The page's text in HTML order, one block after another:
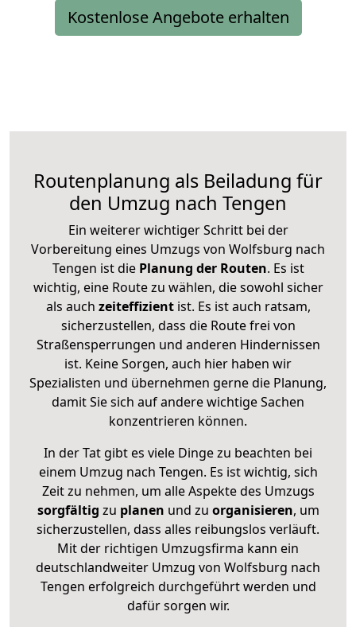
Kostenlose Angebote erhalten
Routenplanung als Beiladung für
den Umzug nach Tengen
Ein weiterer wichtiger Schritt bei der
Vorbereitung eines Umzugs von Wolfsburg nach
Tengen ist diePlanung der Routen. Es ist
wichtig, eine Route zu wählen, die sowohl sicher
als auch zeiteffizientist. Es ist auch ratsam,
sicherzustellen, dass die Route frei von
Straßensperrungen und anderen Hindernissen
ist. Keine Sorgen, auch hier haben wir
Spezialisten und übernehmen gerne die Planung,
damit Sie sich auf andere wichtige Sachen
konzentrieren können.
In der Tat gibt es viele Dinge zu beachten bei
einem Umzug nach Tengen. Es ist wichtig, sich
Zeit zu nehmen, um alle Aspekte des Umzugs
sorgfältig zu planen und zu organisieren, um
sicherzustellen, dass alles reibungslos verläuft.
Mit der richtigen Umzugsfirma kann ein
deutschlandweiter Umzug von Wolfsburg nach
Tengen erfolgreich durchgeführt werden und
dafür sorgen wir.